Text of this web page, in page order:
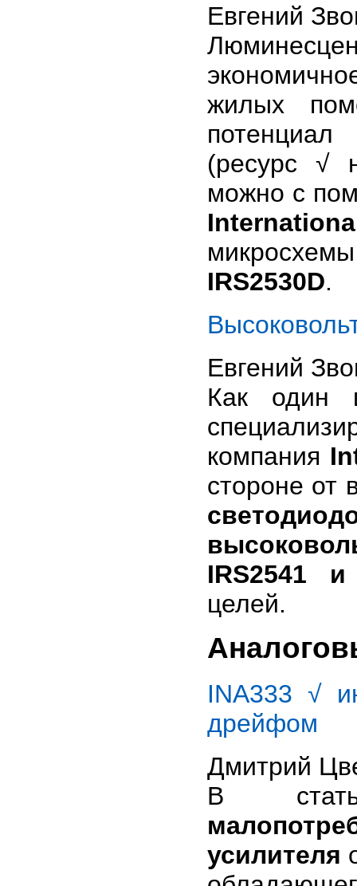
Евгений
жилых
(ресурс √
можно с
IRS2530D.
Евгений
Как один
компания
стороне от
IRS2541 и
целей.
INA333 √
дрейфом
Дмитрий
В
усилителя